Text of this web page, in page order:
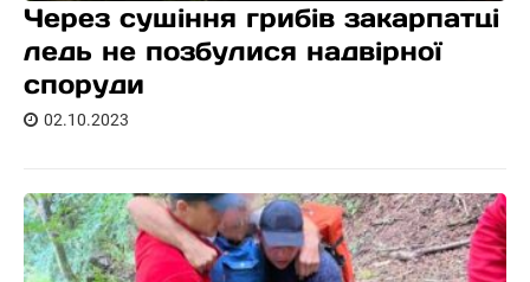
Через сушіння грибів закарпатці
ледь не позбулися надвірної
споруди
02.10.2023